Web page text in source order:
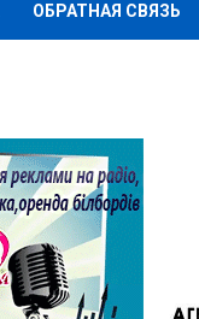
ОБРАТНАЯ СВЯЗЬ